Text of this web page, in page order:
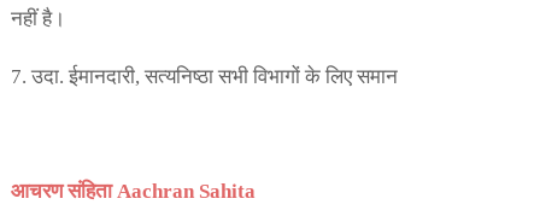
नहीं है।
7. उदा. ईमानदारी, सत्यनिष्ठा सभी विभागों के लिए समान
आचरण संहिता Aachran Sahita